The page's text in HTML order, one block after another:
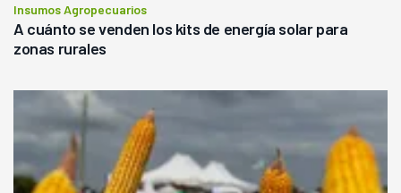
Insumos Agropecuarios
A cuánto se venden los kits de energía solar para
zonas rurales